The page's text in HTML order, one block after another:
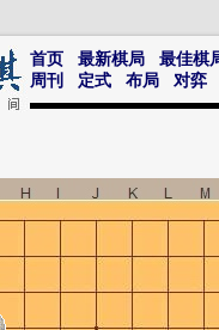
首页 最新棋局
最佳棋
周刊
定式 布局 对弈